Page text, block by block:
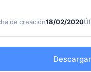
de creación18/02/2020
Descargar